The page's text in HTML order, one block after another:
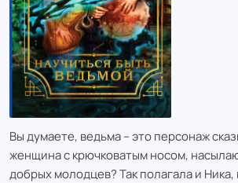
Вы думаете, ведьма – это персонаж
женщина с крючковатым носом,
добрых молодцев? Так полагала и Ника,